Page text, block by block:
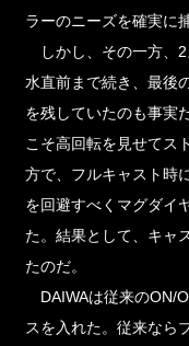
ラーのニーズを確実に
しかし、その一方、
水直前まで続き、最後
を残していたのも事実
こそ高回転を見せてス
方で、フルキャスト時
を回避すべくマグダイ
た。結果として、キャ
たのだ。
DAIWAは従来のON/
スを入れた。従来なら